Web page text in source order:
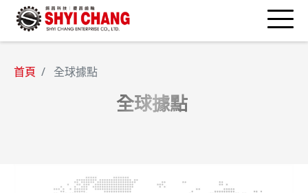
首頁 全球據點
全球據點